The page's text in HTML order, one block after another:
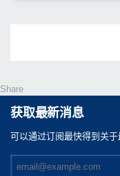
Share
获取最新消息
可以通过订阅最快得到关于